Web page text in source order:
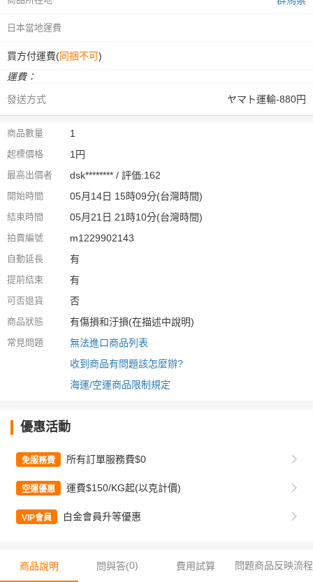
日本當地運費
買方付運費(同捆不可)
運費：
發送方式
ヤマト運輸-880円
商品數量 1
起標價格 1円
最高出價者 dsk******** / 評価:162
開始時間 05月14日 15時09分(台灣時間)
結束時間 05月21日 21時10分(台灣時間)
拍賣編號 m1229902143
自動延長 有
提前結束 有
可否退貨 否
商品狀態 有傷損和汙損(在描述中說明)
常見問題
無法進口商品列表
收到商品有問題該怎麼辦?
海運/空運商品限制規定
優惠活動
免服務費 所有訂單服務費$0
空運優惠 運費$150/KG起(以克計價)
VIP會員 白金會員升等優惠
商品說明 問與答(0) 費用試算 問題商品反映流程